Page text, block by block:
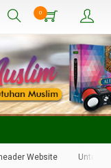
0
Website Untuk